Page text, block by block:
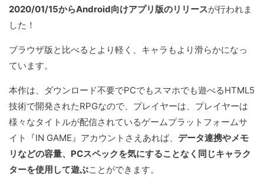
2020/01/15からAndroid向けアプリ版のリリースが行われま
した！
ブラウザ版と比べるとより軽く、キャラもより滑らかになっ
ています。
本作は、ダウンロード不要でPCでもスマホでも遊べるHTML5
技術で開発されたRPGなので、プレイヤーは、プレイヤーは
様々なタイトルが配信されているゲームプラットフォームサ
イト『IN GAME』アカウントさえあれば、 データ連携やメモ
リなどの容量、PCスペックを気にすることなく同じキャラク
ターを使用して遊ぶことができます。